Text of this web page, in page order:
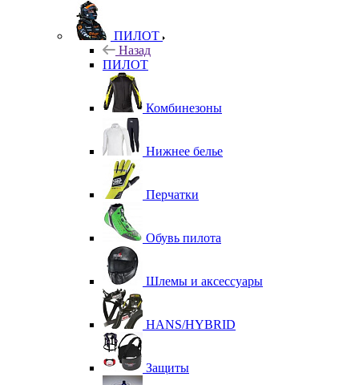
ПИЛОТ
Назад
ПИЛОТ
Комбинезоны
Нижнее белье
Перчатки
Обувь пилота
Шлемы и аксессуары
HANS/HYBRID
Защиты